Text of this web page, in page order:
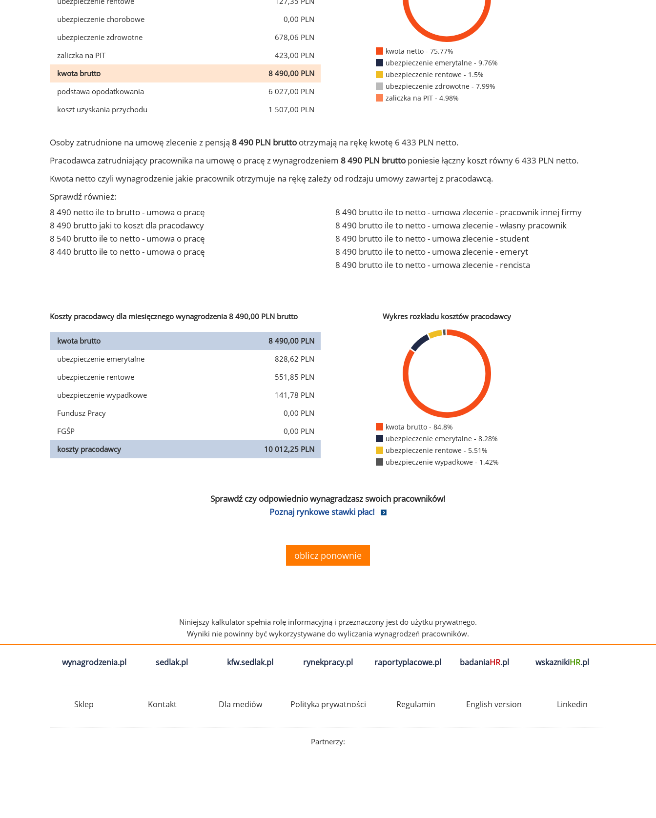
ubezpieczenie chorobowe
0,00 PLN
ubezpieczenie zdrowotne
678,06 PLN
zaliczka na PIT
423,00 PLN
kwota brutto
8 490,00 PLN
podstawa opodatkowania
6 027,00 PLN
koszt uzyskania przychodu
1 507,00 PLN
kwota netto - 75.77%
ubezpieczenie emerytalne - 9.76%
ubezpieczenie rentowe - 1.5%
ubezpieczenie zdrowotne - 7.99%
zaliczka na PIT - 4.98%
Osoby zatrudnione na umowę zlecenie z pensją 8 490 PLN brutto otrzymają na rękę kwotę 6 433 PLN netto.
Pracodawca zatrudniający pracownika na umowę o pracę z wynagrodzeniem 8 490 PLN brutto poniesie łączny koszt równy 6 433 PLN netto.
Kwota netto czyli wynagrodzenie jakie pracownik otrzymuje na rękę zależy od rodzaju umowy zawartej z pracodawcą.
Sprawdź również:
8 490 netto ile to brutto - umowa o pracę
8 490 brutto jaki to koszt dla pracodawcy
8 540 brutto ile to netto - umowa o pracę
8 440 brutto ile to netto - umowa o pracę
8 490 brutto ile to netto - umowa zlecenie - pracownik innej firmy
8 490 brutto ile to netto - umowa zlecenie - własny pracownik
8 490 brutto ile to netto - umowa zlecenie - student
8 490 brutto ile to netto - umowa zlecenie - emeryt
8 490 brutto ile to netto - umowa zlecenie - rencista
Koszty pracodawcy dla miesięcznego wynagrodzenia 8 490,00 PLN brutto
kwota brutto
8 490,00 PLN
ubezpieczenie emerytalne
828,62 PLN
ubezpieczenie rentowe
551,85 PLN
ubezpieczenie wypadkowe
141,78 PLN
Fundusz Pracy
0,00 PLN
FGŚP
0,00 PLN
koszty pracodawcy
10 012,25 PLN
Wykres rozkładu kosztów pracodawcy
kwota brutto - 84.8%
ubezpieczenie emerytalne - 8.28%
ubezpieczenie rentowe - 5.51%
ubezpieczenie wypadkowe - 1.42%
Sprawdź czy odpowiednio wynagradzasz swoich pracowników!
Poznaj rynkowe stawki płac!
oblicz ponownie
Niniejszy kalkulator spełnia rolę informacyjną i przeznaczony jest do użytku prywatnego.
Wyniki nie powinny być wykorzystywane do wyliczania wynagrodzeń pracowników.
wynagrodzenia.pl sedlak.pl kfw.sedlak.pl rynekpracy.pl raportyplacowe.pl badaniaHR.pl wskaznikiHR.pl
Sklep Kontakt Dla mediów Polityka prywatności Regulamin English version Linkedin
Partnerzy: